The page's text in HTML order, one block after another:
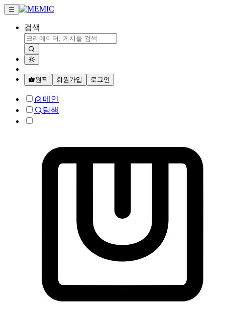
검색
원픽 회원가입 로그인
메인
탐색